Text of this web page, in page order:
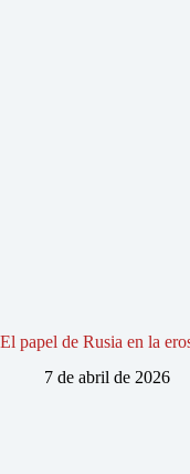
El papel de Rusia en la
7 de abril de 2026